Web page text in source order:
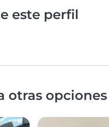
este perfil
otras